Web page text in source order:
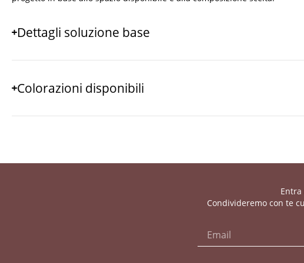
Dettagli soluzione base
Colorazioni disponibili
Condivideremo con te